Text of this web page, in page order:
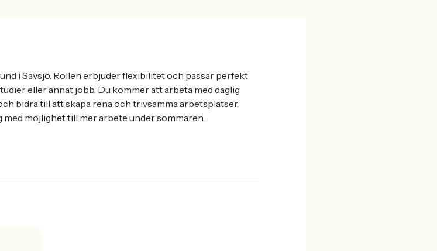
i Sävsjö. Rollen erbjuder flexibilitet och passar perfekt
eller annat jobb. Du kommer att arbeta med daglig
bidra till att skapa rena och trivsamma arbetsplatser.
möjlighet till mer arbete under sommaren.